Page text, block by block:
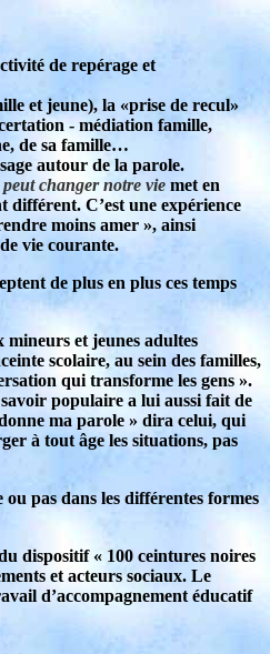
de repérage et
et jeune), la «prise de recul»
- médiation famille,
de sa famille…
autour de la parole.
changer notre vie met en
différent. C’est une expérience
moins amer », ainsi
vie courante.
de plus en plus ces temps
mineurs et jeunes adultes
scolaire, au sein des familles,
qui transforme les gens ».
populaire a lui aussi fait de
ma parole » dira celui, qui
à tout âge les situations, pas
pas dans les différentes formes
dispositif « 100 ceintures noires
et acteurs sociaux. Le
d’accompagnement éducatif